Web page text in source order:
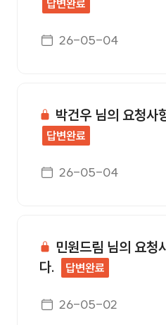
답변완료
게시일자
26-05-04
박건우 님의 요청사
답변완료
게시일자
26-05-04
민원드림 님의 요청
다.
답변완료
게시일자
26-05-02